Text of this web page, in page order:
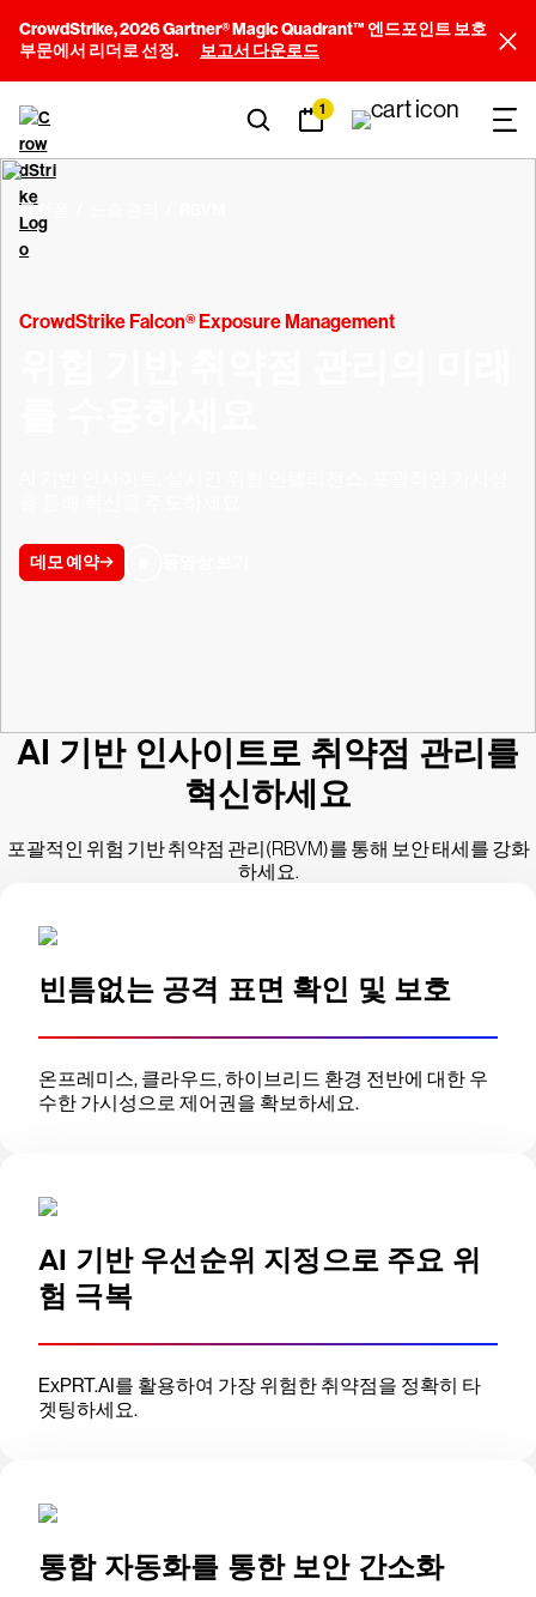
CrowdStrike, 2026 Gartner® Magic Quadrant™ 엔드포인트 보호
부문에서 리더로 선정.
보고서 다운로드
1
플랫폼
CrowdStrike Falcon® Exposure Management
데모 예약
AI 기반 인사이트로 취약점 관리를
혁신하세요
포괄적인 위험 기반 취약점 관리(RBVM)를 통해 보안 태세를 강화
하세요.
빈틈없는 공격 표면 확인 및 보호
온프레미스, 클라우드, 하이브리드 환경 전반에 대한 우
수한 가시성으로 제어권을 확보하세요.
AI 기반 우선순위 지정으로 주요 위
험 극복
ExPRT.AI를 활용하여 가장 위험한 취약점을 정확히 타
겟팅하세요.
통합 자동화를 통한 보안 간소화